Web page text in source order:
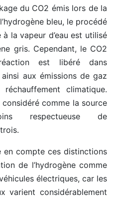
du CO2 émis lors de la
bleu, le procédé
la vapeur d’eau est utilisé
gris. Cependant, le CO2
est libéré dans
aux émissions de gaz
climatique.
considéré comme la source
respectueuse de
en compte ces distinctions
de l’hydrogène comme
électriques, car les
varient considérablement